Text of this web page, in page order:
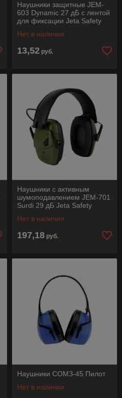
Наушники защитные JEM-
603 Dynamic 27 дБ с лентой
для фиксации Jeta Safety
Нет в наличии
13,52 руб.
Наушники с активным
шумоподавлением JEM-701
Surdi 29 дБ Jeta Safety
Нет в наличии
197,18 руб.
Наушники СОМЗ-45 Пилот
Нет в наличии